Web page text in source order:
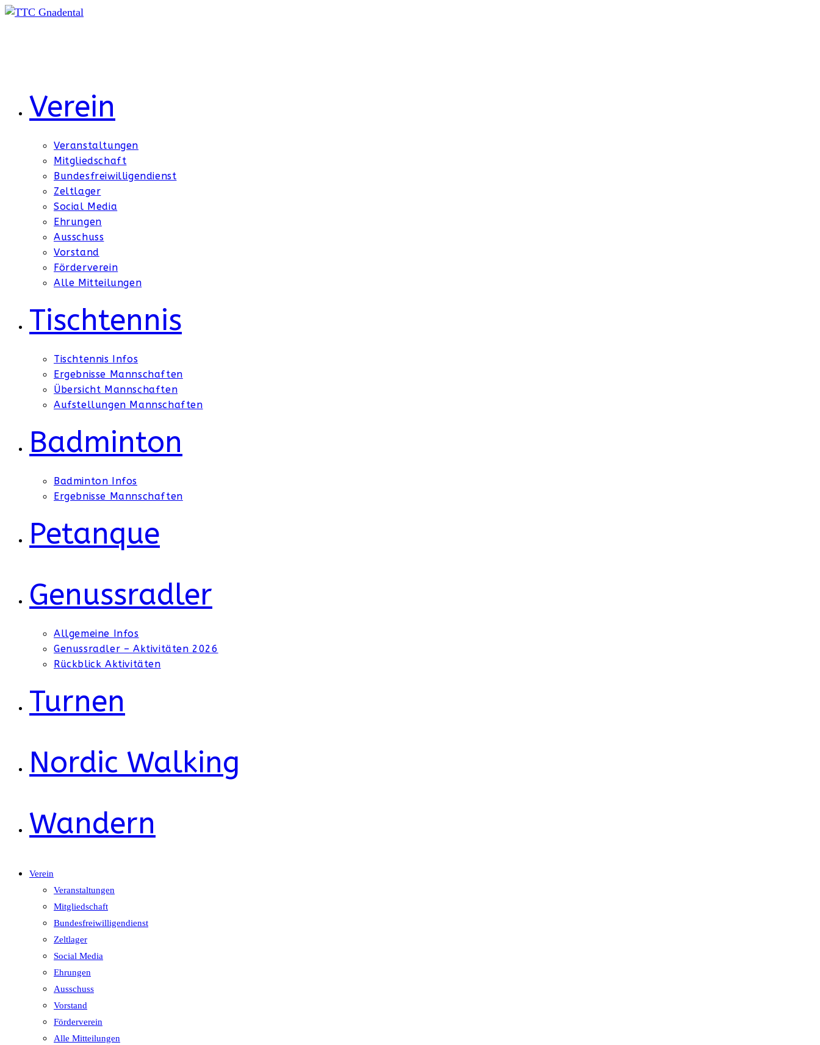
Zum
Verein
Veranstaltungen
Mitgliedschaft
Bundesfreiwilligendienst
Zeltlager
Social Media
Ehrungen
Ausschuss
Vorstand
Förderverein
Alle Mitteilungen
Tischtennis
Tischtennis Infos
Ergebnisse Mannschaften
Übersicht Mannschaften
Aufstellungen Mannschaften
Badminton
Badminton Infos
Ergebnisse Mannschaften
Petanque
Genussradler
Allgemeine Infos
Genussradler – Aktivitäten 2026
Rückblick Aktivitäten
Turnen
Nordic Walking
Wandern
Verein
Veranstaltungen
Mitgliedschaft
Bundesfreiwilligendienst
Zeltlager
Social Media
Ehrungen
Ausschuss
Vorstand
Förderverein
Alle Mitteilungen